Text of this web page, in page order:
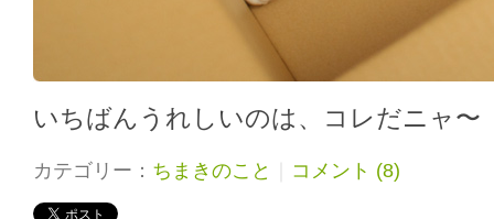
いちばんうれしいのは、コレだニャ〜
カテゴリー： ちまきのこと コメント (8)